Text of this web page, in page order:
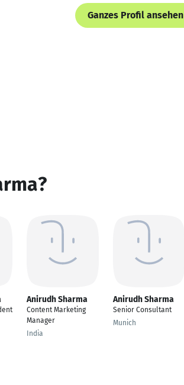
Ganzes Profil ansehen
Anirudh Sharma
Content Marketing
Manager
India
Anirudh Sharma
Senior Consultant
Munich